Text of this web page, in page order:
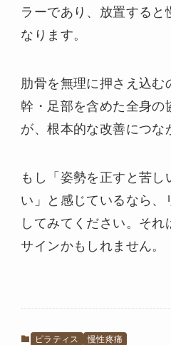
ラーであり、放置すると
なります。
肋骨を無理に押さえ込む
幹・足部を含めた全身の
が、根本的な改善につな
もし「姿勢を正すと苦し
い」と感じているなら、
してみてください。そ
サインかもしれません。
ピラティス
慢性疼痛